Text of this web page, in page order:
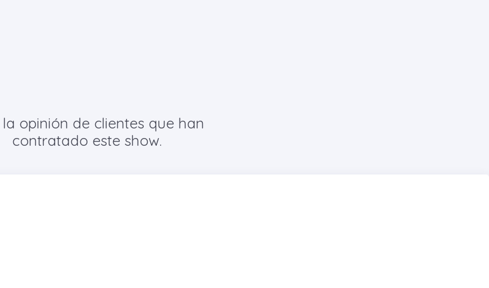
la opinión de clientes que han
contratado este show.